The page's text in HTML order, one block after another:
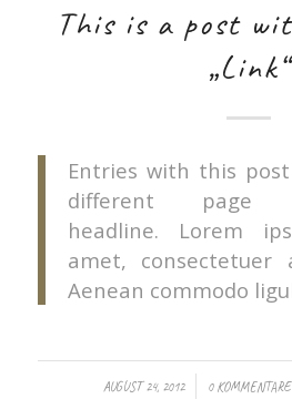
This is a post
„Link“
Entries with this
different
headline. Lorem
amet, consectetuer
Aenean commodo
AUGUST 24, 2012
/ 0 KOMMENTARE
/